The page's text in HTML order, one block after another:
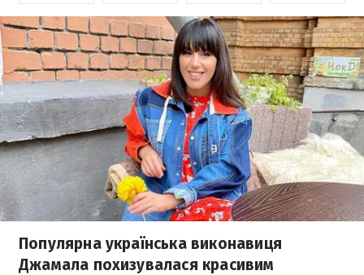
Популярна українська виконавиця
Джамала похизувалася красивим